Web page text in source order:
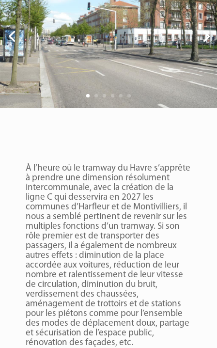
À l’heure où le tramway du Havre s’apprête
à prendre une dimension résolument
intercommunale, avec la création de la
ligne C qui desservira en 2027 les
communes d’Harfleur et de Montivilliers, il
nous a semblé pertinent de revenir sur les
multiples fonctions d’un tramway. Si son
rôle premier est de transporter des
passagers, il a également de nombreux
autres effets : diminution de la place
accordée aux voitures, réduction de leur
nombre et ralentissement de leur vitesse
de circulation, diminution du bruit,
verdissement des chaussées,
aménagement de trottoirs et de stations
pour les piétons comme pour l’ensemble
des modes de déplacement doux, partage
et sécurisation de l’espace public,
rénovation des façades, etc.